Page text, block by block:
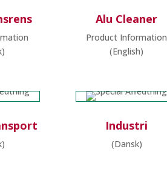
Alu Cleaner
Product Information
(English)
Industri
(Dansk)